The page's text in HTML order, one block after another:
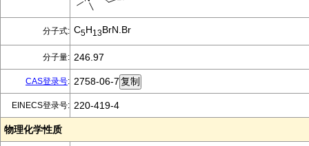
分子式: C5H13BrN.Br
分子量: 246.97
CAS登录号: 2758-06-7
EINECS登录号: 220-419-4
物理化学性质